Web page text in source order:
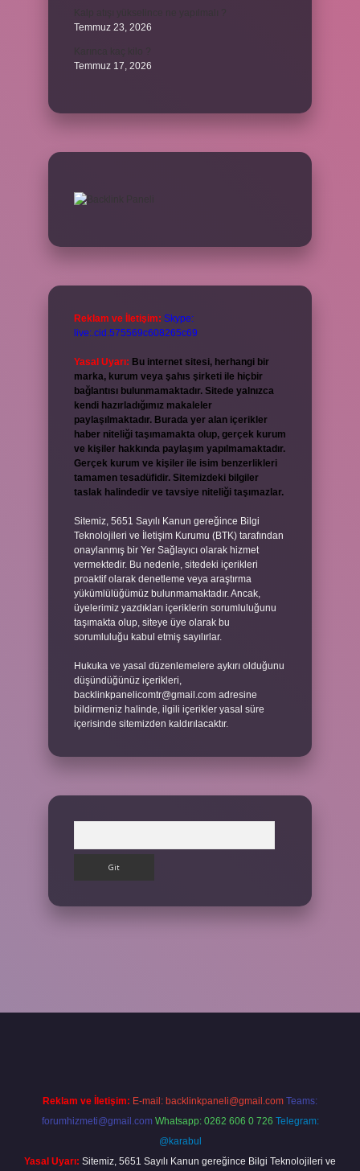
Temmuz 23, 2026
Temmuz 17, 2026
Reklam ve İletişim: Skype:
live:.cid.575569c608265c69
Yasal Uyarı: Bu internet sitesi, herhangi bir
marka, kurum veya şahıs şirketi ile hiçbir
bağlantısı bulunmamaktadır. Sitede yalnızca
kendi hazırladığımız makaleler
paylaşılmaktadır. Burada yer alan içerikler
haber niteliği taşımamakta olup, gerçek kurum
ve kişiler hakkında paylaşım yapılmamaktadır.
Gerçek kurum ve kişiler ile isim benzerlikleri
tamamen tesadüfidir. Sitemizdeki bilgiler
taslak halindedir ve tavsiye niteliği taşımazlar.
Sitemiz, 5651 Sayılı Kanun gereğince Bilgi
Teknolojileri ve İletişim Kurumu (BTK) tarafından
onaylanmış bir Yer Sağlayıcı olarak hizmet
vermektedir. Bu nedenle, sitedeki içerikleri
proaktif olarak denetleme veya araştırma
yükümlülüğümüz bulunmamaktadır. Ancak,
üyelerimiz yazdıkları içeriklerin sorumluluğunu
taşımakta olup, siteye üye olarak bu
sorumluluğu kabul etmiş sayılırlar.
Hukuka ve yasal düzenlemelere aykırı olduğunu
düşündüğünüz içerikleri,
backlinkpanelicomtr@gmail.com adresine
bildirmeniz halinde, ilgili içerikler yasal süre
içerisinde sitemizden kaldırılacaktır.
Reklam ve İletişim: E-mail: backlinkpaneli@gmail.com Teams:
forumhizmeti@gmail.com Whatsapp: 0262 606 0 726 Telegram:
@karabul
Yasal Uyarı: Sitemiz, 5651 Sayılı Kanun gereğince Bilgi Teknolojileri ve